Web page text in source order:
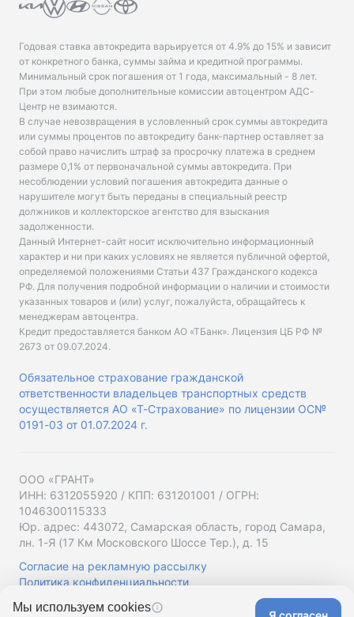
Годовая ставка автокредита варьируется от 4.9% до 15% и зависит
от конкретного банка, суммы займа и кредитной программы.
Минимальный срок погашения от 1 года, максимальный - 8 лет.
При этом любые дополнительные комиссии автоцентром АДС-
Центр не взимаются.
В случае невозвращения в условленный срок суммы автокредита
или суммы процентов по автокредиту банк-партнер оставляет за
собой право начислить штраф за просрочку платежа в среднем
размере 0,1% от первоначальной суммы автокредита. При
несоблюдении условий погашения автокредита данные о
нарушителе могут быть переданы в специальный реестр
должников и коллекторское агентство для взыскания
задолженности.
Данный Интернет-сайт носит исключительно информационный
характер и ни при каких условиях не является публичной офертой,
определяемой положениями Статьи 437 Гражданского кодекса
РФ. Для получения подробной информации о наличии и стоимости
указанных товаров и (или) услуг, пожалуйста, обращайтесь к
менеджерам автоцентра.
Кредит предоставляется банком АО «ТБанк». Лицензия ЦБ РФ №
2673 от 09.07.2024.
Обязательное страхование гражданской
ответственности владельцев транспортных средств
осуществляется АО «Т-Страхование» по лицензии ОС№
0191-03 от 01.07.2024 г.
ООО «ГРАНТ»
ИНН: 6312055920 / КПП: 631201001 / ОГРН:
1046300115333
Юр. адрес: 443072, Самарская область, город Самара,
лн. 1-Я (17 Км Московского Шоссе Тер.), д. 15
Согласие на рекламную рассылку
Политика конфиденциальности
Мы используем cookies